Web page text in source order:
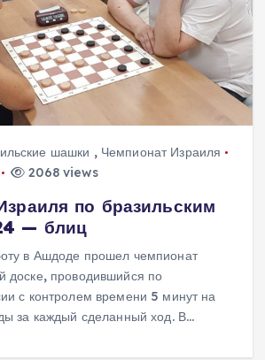
шашки , Чемпионат Израиля
2068 views
по бразильским
— блиц
в Ашдоде прошел чемпионат
доске, проводившийся по
с контролем времени 5 минут на
за каждый сделанный ход. В…